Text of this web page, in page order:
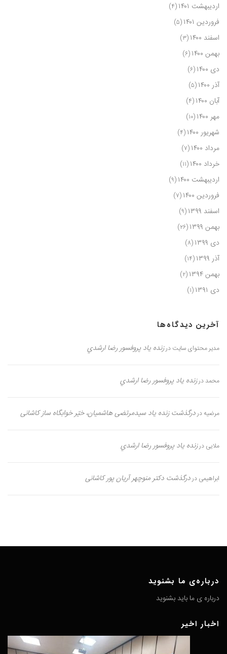
اردیبهشت ۱۴۰۱ (۴)
فروردین ۱۴۰۱ (۵)
اسفند ۱۴۰۰ (۳)
بهمن ۱۴۰۰ (۶)
دی ۱۴۰۰ (۶)
آذر ۱۴۰۰ (۵)
آبان ۱۴۰۰ (۴)
مهر ۱۴۰۰ (۱۰)
شهریور ۱۴۰۰ (۴)
مرداد ۱۴۰۰ (۷)
خرداد ۱۴۰۰ (۱۱)
اردیبهشت ۱۴۰۰ (۹)
فروردین ۱۴۰۰ (۷)
اسفند ۱۳۹۹ (۹)
بهمن ۱۳۹۹ (۲۶)
دی ۱۳۹۹ (۸)
آذر ۱۳۹۹ (۱۴)
بهمن ۱۳۹۴ (۲)
دی ۱۳۹۱ (۱)
آخرین دیدگاه‌ها
مدیر محتوای سایت درزنده یاد پروفسور رضا ارشدي
محمد درزنده یاد پروفسور رضا ارشدي
مرضیه دردرگذشت زنده یاد سیدمرتضی هاشمیان، خیّر خوابگاه ساز کاشانی
ملایی درزنده یاد پروفسور رضا ارشدي
ابراهیمی دردرگذشت دکتر منوچهر آریان پور کاشانی
درباره‌ی ما بشنوید
درباره ی ما باید بشنوید
اخبار اخیر